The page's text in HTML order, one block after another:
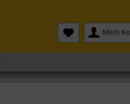
Mein